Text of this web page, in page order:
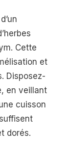
Cette
et
Disposez-
en veillant
cuisson
dorés.